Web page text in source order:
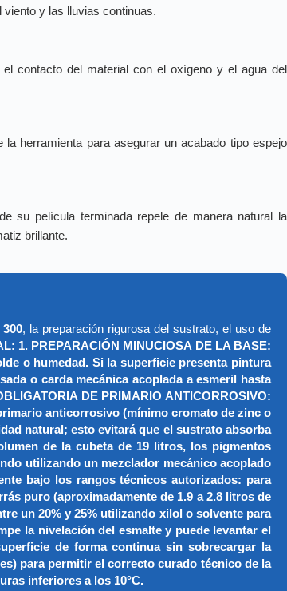
y las lluvias continuas.
contacto del material con el oxígeno y el agua del
herramienta para asegurar un acabado tipo espejo
su película terminada repele de manera natural la
brillante.
300, la preparación rigurosa del sustrato, el uso de
1. PREPARACIÓN MINUCIOSA DE LA BASE:
o humedad. Si la superficie presenta pintura
o carda mecánica acoplada a esmeril hasta
DE PRIMARIO ANTICORROSIVO:
anticorrosivo (mínimo cromato de zinc o
natural; esto evitará que el sustrato absorba
de la cubeta de 19 litros, los pigmentos
utilizando un mezclador mecánico acoplado
bajo los rangos técnicos autorizados: para
puro (aproximadamente de 1.9 a 2.8 litros de
un 20% y 25% utilizando xilol o solvente para
la nivelación del esmalte y puede levantar el
de forma continua sin sobrecargar la
para permitir el correcto curado técnico de la
inferiores a los 10°C.